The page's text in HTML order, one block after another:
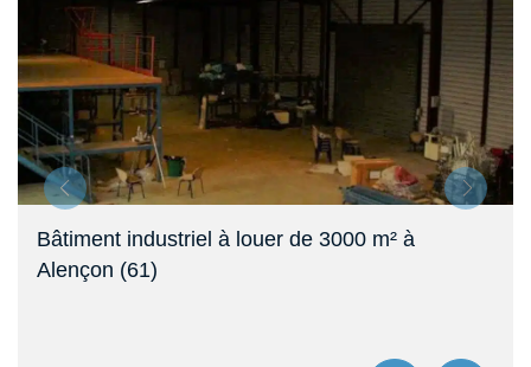
Bâtiment industriel à louer de 3000 m² à
Alençon (61)